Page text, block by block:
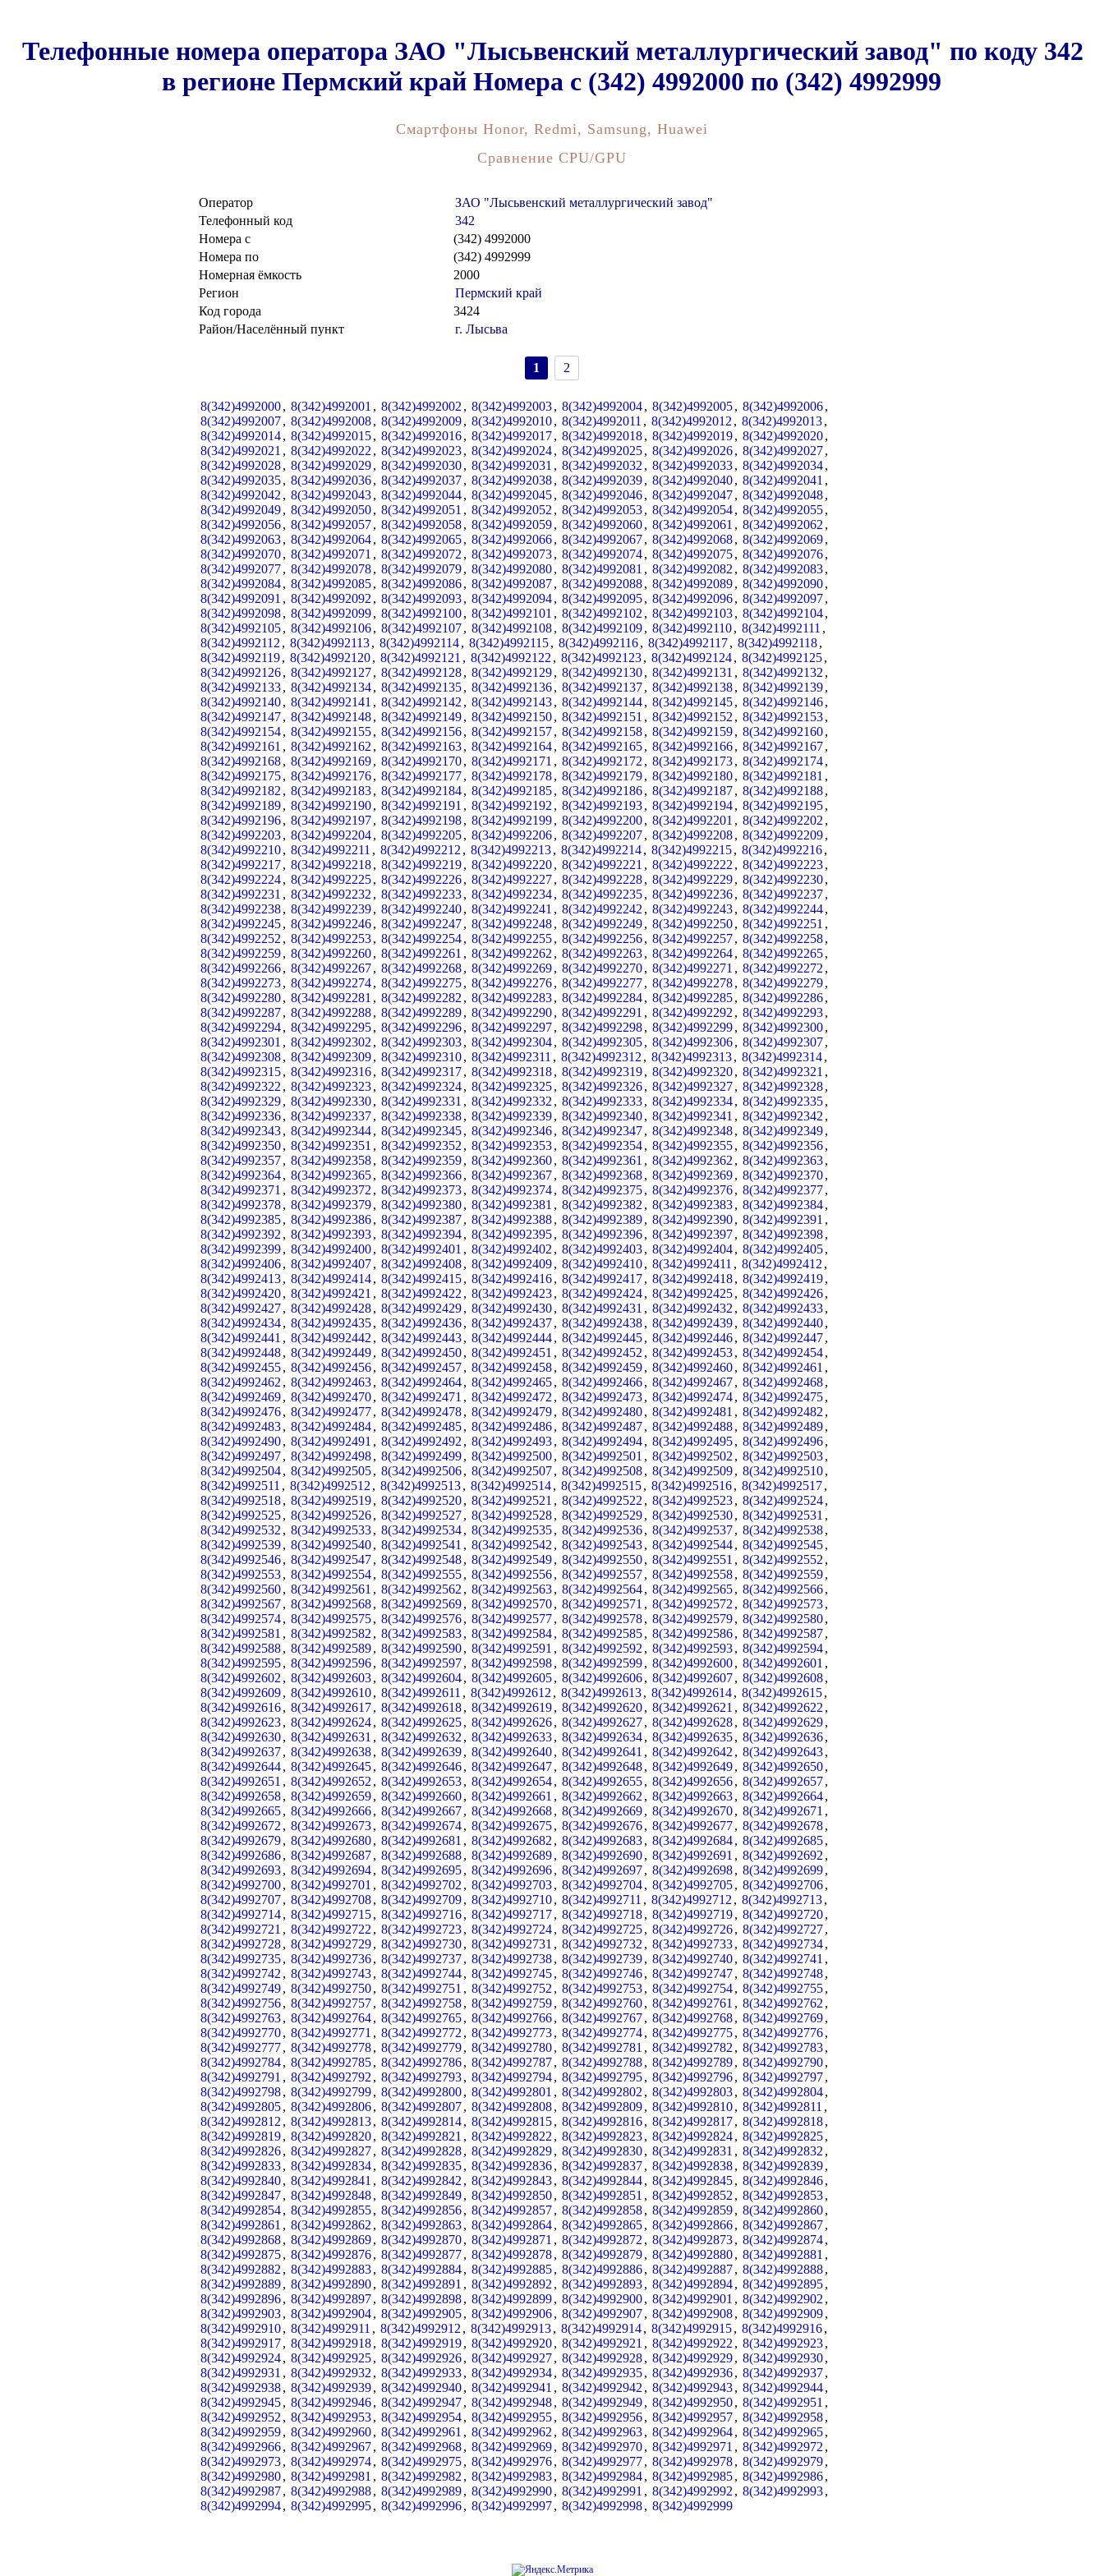
Телефонные номера оператора ЗАО "Лысьвенский металлургический завод" по коду 342
в регионе Пермский край Номера c (342) 4992000 по (342) 4992999
Смартфоны Honor, Redmi, Samsung, Huawei
Сравнение CPU/GPU
Оператор
ЗАО "Лысьвенский металлургический завод"
Телефонный код
342
Номера с
(342) 4992000
Номера по
(342) 4992999
Номерная ёмкость
2000
Регион
Пермский край
Код города
3424
Район/Населённый пункт
г. Лысьва
1 2
8(342)4992000, 8(342)4992001 , 8(342)4992002 , 8(342)4992003, 8(342)4992004, 8(342)4992005, 8(342)4992006,
8(342)4992007, 8(342)4992008, 8(342)4992009, 8(342)4992010, 8(342)4992011 , 8(342)4992012 , 8(342)4992013,
8(342)4992014, 8(342)4992015, 8(342)4992016, 8(342)4992017, 8(342)4992018, 8(342)4992019, 8(342)4992020,
8(342)4992021 , 8(342)4992022 , 8(342)4992023, 8(342)4992024, 8(342)4992025, 8(342)4992026, 8(342)4992027,
8(342)4992028, 8(342)4992029, 8(342)4992030, 8(342)4992031 , 8(342)4992032 , 8(342)4992033, 8(342)4992034,
8(342)4992035, 8(342)4992036, 8(342)4992037, 8(342)4992038, 8(342)4992039, 8(342)4992040, 8(342)4992041 ,
8(342)4992042 , 8(342)4992043, 8(342)4992044, 8(342)4992045, 8(342)4992046, 8(342)4992047, 8(342)4992048,
8(342)4992049, 8(342)4992050, 8(342)4992051 , 8(342)4992052 , 8(342)4992053, 8(342)4992054, 8(342)4992055,
8(342)4992056, 8(342)4992057, 8(342)4992058, 8(342)4992059, 8(342)4992060, 8(342)4992061 , 8(342)4992062 ,
8(342)4992063, 8(342)4992064, 8(342)4992065, 8(342)4992066, 8(342)4992067, 8(342)4992068, 8(342)4992069,
8(342)4992070, 8(342)4992071 , 8(342)4992072 , 8(342)4992073, 8(342)4992074, 8(342)4992075, 8(342)4992076,
8(342)4992077, 8(342)4992078, 8(342)4992079, 8(342)4992080, 8(342)4992081 , 8(342)4992082 , 8(342)4992083,
8(342)4992084, 8(342)4992085, 8(342)4992086, 8(342)4992087, 8(342)4992088, 8(342)4992089, 8(342)4992090,
8(342)4992091 , 8(342)4992092 , 8(342)4992093, 8(342)4992094, 8(342)4992095, 8(342)4992096, 8(342)4992097,
8(342)4992098, 8(342)4992099, 8(342)4992100, 8(342)4992101 , 8(342)4992102 , 8(342)4992103, 8(342)4992104,
8(342)4992105, 8(342)4992106, 8(342)4992107, 8(342)4992108, 8(342)4992109, 8(342)4992110, 8(342)4992111 ,
8(342)4992112 , 8(342)4992113, 8(342)4992114, 8(342)4992115, 8(342)4992116, 8(342)4992117, 8(342)4992118,
8(342)4992119, 8(342)4992120, 8(342)4992121 , 8(342)4992122 , 8(342)4992123, 8(342)4992124, 8(342)4992125,
8(342)4992126, 8(342)4992127, 8(342)4992128, 8(342)4992129, 8(342)4992130, 8(342)4992131 , 8(342)4992132 ,
8(342)4992133, 8(342)4992134, 8(342)4992135, 8(342)4992136, 8(342)4992137, 8(342)4992138, 8(342)4992139,
8(342)4992140, 8(342)4992141 , 8(342)4992142 , 8(342)4992143, 8(342)4992144, 8(342)4992145, 8(342)4992146,
8(342)4992147, 8(342)4992148, 8(342)4992149, 8(342)4992150, 8(342)4992151 , 8(342)4992152 , 8(342)4992153,
8(342)4992154, 8(342)4992155, 8(342)4992156, 8(342)4992157, 8(342)4992158, 8(342)4992159, 8(342)4992160,
8(342)4992161 , 8(342)4992162 , 8(342)4992163, 8(342)4992164, 8(342)4992165, 8(342)4992166, 8(342)4992167,
8(342)4992168, 8(342)4992169, 8(342)4992170, 8(342)4992171 , 8(342)4992172 , 8(342)4992173, 8(342)4992174,
8(342)4992175, 8(342)4992176, 8(342)4992177, 8(342)4992178, 8(342)4992179, 8(342)4992180, 8(342)4992181 ,
8(342)4992182 , 8(342)4992183, 8(342)4992184, 8(342)4992185, 8(342)4992186, 8(342)4992187, 8(342)4992188,
8(342)4992189, 8(342)4992190, 8(342)4992191 , 8(342)4992192 , 8(342)4992193, 8(342)4992194, 8(342)4992195,
8(342)4992196, 8(342)4992197, 8(342)4992198, 8(342)4992199, 8(342)4992200, 8(342)4992201 , 8(342)4992202 ,
8(342)4992203, 8(342)4992204, 8(342)4992205, 8(342)4992206, 8(342)4992207, 8(342)4992208, 8(342)4992209,
8(342)4992210, 8(342)4992211 , 8(342)4992212 , 8(342)4992213, 8(342)4992214, 8(342)4992215, 8(342)4992216,
8(342)4992217, 8(342)4992218, 8(342)4992219, 8(342)4992220, 8(342)4992221 , 8(342)4992222 , 8(342)4992223,
8(342)4992224, 8(342)4992225, 8(342)4992226, 8(342)4992227, 8(342)4992228, 8(342)4992229, 8(342)4992230,
8(342)4992231 , 8(342)4992232 , 8(342)4992233, 8(342)4992234, 8(342)4992235, 8(342)4992236, 8(342)4992237,
8(342)4992238, 8(342)4992239, 8(342)4992240, 8(342)4992241 , 8(342)4992242 , 8(342)4992243, 8(342)4992244,
8(342)4992245, 8(342)4992246, 8(342)4992247, 8(342)4992248, 8(342)4992249, 8(342)4992250, 8(342)4992251 ,
8(342)4992252 , 8(342)4992253, 8(342)4992254, 8(342)4992255, 8(342)4992256, 8(342)4992257, 8(342)4992258,
8(342)4992259, 8(342)4992260, 8(342)4992261 , 8(342)4992262 , 8(342)4992263, 8(342)4992264, 8(342)4992265,
8(342)4992266, 8(342)4992267, 8(342)4992268, 8(342)4992269, 8(342)4992270, 8(342)4992271 , 8(342)4992272 ,
8(342)4992273, 8(342)4992274, 8(342)4992275, 8(342)4992276, 8(342)4992277, 8(342)4992278, 8(342)4992279,
8(342)4992280, 8(342)4992281 , 8(342)4992282 , 8(342)4992283, 8(342)4992284, 8(342)4992285, 8(342)4992286,
8(342)4992287, 8(342)4992288, 8(342)4992289, 8(342)4992290, 8(342)4992291 , 8(342)4992292 , 8(342)4992293,
8(342)4992294, 8(342)4992295, 8(342)4992296, 8(342)4992297, 8(342)4992298, 8(342)4992299, 8(342)4992300,
8(342)4992301 , 8(342)4992302 , 8(342)4992303, 8(342)4992304, 8(342)4992305, 8(342)4992306, 8(342)4992307,
8(342)4992308, 8(342)4992309, 8(342)4992310, 8(342)4992311 , 8(342)4992312 , 8(342)4992313, 8(342)4992314,
8(342)4992315, 8(342)4992316, 8(342)4992317, 8(342)4992318, 8(342)4992319, 8(342)4992320, 8(342)4992321 ,
8(342)4992322 , 8(342)4992323, 8(342)4992324, 8(342)4992325, 8(342)4992326, 8(342)4992327, 8(342)4992328,
8(342)4992329, 8(342)4992330, 8(342)4992331 , 8(342)4992332 , 8(342)4992333, 8(342)4992334, 8(342)4992335,
8(342)4992336, 8(342)4992337, 8(342)4992338, 8(342)4992339, 8(342)4992340, 8(342)4992341 , 8(342)4992342 ,
8(342)4992343, 8(342)4992344, 8(342)4992345, 8(342)4992346, 8(342)4992347, 8(342)4992348, 8(342)4992349,
8(342)4992350, 8(342)4992351 , 8(342)4992352 , 8(342)4992353, 8(342)4992354, 8(342)4992355, 8(342)4992356,
8(342)4992357, 8(342)4992358, 8(342)4992359, 8(342)4992360, 8(342)4992361 , 8(342)4992362 , 8(342)4992363,
8(342)4992364, 8(342)4992365, 8(342)4992366, 8(342)4992367, 8(342)4992368, 8(342)4992369, 8(342)4992370,
8(342)4992371 , 8(342)4992372 , 8(342)4992373, 8(342)4992374, 8(342)4992375, 8(342)4992376, 8(342)4992377,
8(342)4992378, 8(342)4992379, 8(342)4992380, 8(342)4992381 , 8(342)4992382 , 8(342)4992383, 8(342)4992384,
8(342)4992385, 8(342)4992386, 8(342)4992387, 8(342)4992388, 8(342)4992389, 8(342)4992390, 8(342)4992391 ,
8(342)4992392 , 8(342)4992393, 8(342)4992394, 8(342)4992395, 8(342)4992396, 8(342)4992397, 8(342)4992398,
8(342)4992399, 8(342)4992400, 8(342)4992401 , 8(342)4992402 , 8(342)4992403, 8(342)4992404, 8(342)4992405,
8(342)4992406, 8(342)4992407, 8(342)4992408, 8(342)4992409, 8(342)4992410, 8(342)4992411 , 8(342)4992412 ,
8(342)4992413, 8(342)4992414, 8(342)4992415, 8(342)4992416, 8(342)4992417, 8(342)4992418, 8(342)4992419,
8(342)4992420, 8(342)4992421 , 8(342)4992422 , 8(342)4992423, 8(342)4992424, 8(342)4992425, 8(342)4992426,
8(342)4992427, 8(342)4992428, 8(342)4992429, 8(342)4992430, 8(342)4992431 , 8(342)4992432 , 8(342)4992433,
8(342)4992434, 8(342)4992435, 8(342)4992436, 8(342)4992437, 8(342)4992438, 8(342)4992439, 8(342)4992440,
8(342)4992441 , 8(342)4992442 , 8(342)4992443, 8(342)4992444, 8(342)4992445, 8(342)4992446, 8(342)4992447,
8(342)4992448, 8(342)4992449, 8(342)4992450, 8(342)4992451 , 8(342)4992452 , 8(342)4992453, 8(342)4992454,
8(342)4992455, 8(342)4992456, 8(342)4992457, 8(342)4992458, 8(342)4992459, 8(342)4992460, 8(342)4992461 ,
8(342)4992462 , 8(342)4992463, 8(342)4992464, 8(342)4992465, 8(342)4992466, 8(342)4992467, 8(342)4992468,
8(342)4992469, 8(342)4992470, 8(342)4992471 , 8(342)4992472 , 8(342)4992473, 8(342)4992474, 8(342)4992475,
8(342)4992476, 8(342)4992477, 8(342)4992478, 8(342)4992479, 8(342)4992480, 8(342)4992481 , 8(342)4992482 ,
8(342)4992483, 8(342)4992484, 8(342)4992485, 8(342)4992486, 8(342)4992487, 8(342)4992488, 8(342)4992489,
8(342)4992490, 8(342)4992491 , 8(342)4992492 , 8(342)4992493, 8(342)4992494, 8(342)4992495, 8(342)4992496,
8(342)4992497, 8(342)4992498, 8(342)4992499, 8(342)4992500, 8(342)4992501 , 8(342)4992502 , 8(342)4992503,
8(342)4992504, 8(342)4992505, 8(342)4992506, 8(342)4992507, 8(342)4992508, 8(342)4992509, 8(342)4992510,
8(342)4992511 , 8(342)4992512 , 8(342)4992513, 8(342)4992514, 8(342)4992515, 8(342)4992516, 8(342)4992517,
8(342)4992518, 8(342)4992519, 8(342)4992520, 8(342)4992521 , 8(342)4992522 , 8(342)4992523, 8(342)4992524,
8(342)4992525, 8(342)4992526, 8(342)4992527, 8(342)4992528, 8(342)4992529, 8(342)4992530, 8(342)4992531 ,
8(342)4992532 , 8(342)4992533, 8(342)4992534, 8(342)4992535, 8(342)4992536, 8(342)4992537, 8(342)4992538,
8(342)4992539, 8(342)4992540, 8(342)4992541 , 8(342)4992542 , 8(342)4992543, 8(342)4992544, 8(342)4992545,
8(342)4992546, 8(342)4992547, 8(342)4992548, 8(342)4992549, 8(342)4992550, 8(342)4992551 , 8(342)4992552 ,
8(342)4992553, 8(342)4992554, 8(342)4992555, 8(342)4992556, 8(342)4992557, 8(342)4992558, 8(342)4992559,
8(342)4992560, 8(342)4992561 , 8(342)4992562 , 8(342)4992563, 8(342)4992564, 8(342)4992565, 8(342)4992566,
8(342)4992567, 8(342)4992568, 8(342)4992569, 8(342)4992570, 8(342)4992571 , 8(342)4992572 , 8(342)4992573,
8(342)4992574, 8(342)4992575, 8(342)4992576, 8(342)4992577, 8(342)4992578, 8(342)4992579, 8(342)4992580,
8(342)4992581 , 8(342)4992582 , 8(342)4992583, 8(342)4992584, 8(342)4992585, 8(342)4992586, 8(342)4992587,
8(342)4992588, 8(342)4992589, 8(342)4992590, 8(342)4992591 , 8(342)4992592 , 8(342)4992593, 8(342)4992594,
8(342)4992595, 8(342)4992596, 8(342)4992597, 8(342)4992598, 8(342)4992599, 8(342)4992600, 8(342)4992601 ,
8(342)4992602 , 8(342)4992603, 8(342)4992604, 8(342)4992605, 8(342)4992606, 8(342)4992607, 8(342)4992608,
8(342)4992609, 8(342)4992610, 8(342)4992611 , 8(342)4992612 , 8(342)4992613, 8(342)4992614, 8(342)4992615,
8(342)4992616, 8(342)4992617, 8(342)4992618, 8(342)4992619, 8(342)4992620, 8(342)4992621 , 8(342)4992622 ,
8(342)4992623, 8(342)4992624, 8(342)4992625, 8(342)4992626, 8(342)4992627, 8(342)4992628, 8(342)4992629,
8(342)4992630, 8(342)4992631 , 8(342)4992632 , 8(342)4992633, 8(342)4992634, 8(342)4992635, 8(342)4992636,
8(342)4992637, 8(342)4992638, 8(342)4992639, 8(342)4992640, 8(342)4992641 , 8(342)4992642 , 8(342)4992643,
8(342)4992644, 8(342)4992645, 8(342)4992646, 8(342)4992647, 8(342)4992648, 8(342)4992649, 8(342)4992650,
8(342)4992651 , 8(342)4992652 , 8(342)4992653, 8(342)4992654, 8(342)4992655, 8(342)4992656, 8(342)4992657,
8(342)4992658, 8(342)4992659, 8(342)4992660, 8(342)4992661 , 8(342)4992662 , 8(342)4992663, 8(342)4992664,
8(342)4992665, 8(342)4992666, 8(342)4992667, 8(342)4992668, 8(342)4992669, 8(342)4992670, 8(342)4992671 ,
8(342)4992672 , 8(342)4992673, 8(342)4992674, 8(342)4992675, 8(342)4992676, 8(342)4992677, 8(342)4992678,
8(342)4992679, 8(342)4992680, 8(342)4992681 , 8(342)4992682 , 8(342)4992683, 8(342)4992684, 8(342)4992685,
8(342)4992686, 8(342)4992687, 8(342)4992688, 8(342)4992689, 8(342)4992690, 8(342)4992691 , 8(342)4992692 ,
8(342)4992693, 8(342)4992694, 8(342)4992695, 8(342)4992696, 8(342)4992697, 8(342)4992698, 8(342)4992699,
8(342)4992700, 8(342)4992701 , 8(342)4992702 , 8(342)4992703, 8(342)4992704, 8(342)4992705, 8(342)4992706,
8(342)4992707, 8(342)4992708, 8(342)4992709, 8(342)4992710, 8(342)4992711 , 8(342)4992712 , 8(342)4992713,
8(342)4992714, 8(342)4992715, 8(342)4992716, 8(342)4992717, 8(342)4992718, 8(342)4992719, 8(342)4992720,
8(342)4992721 , 8(342)4992722 , 8(342)4992723, 8(342)4992724, 8(342)4992725, 8(342)4992726, 8(342)4992727,
8(342)4992728, 8(342)4992729, 8(342)4992730, 8(342)4992731 , 8(342)4992732 , 8(342)4992733, 8(342)4992734,
8(342)4992735, 8(342)4992736, 8(342)4992737, 8(342)4992738, 8(342)4992739, 8(342)4992740, 8(342)4992741 ,
8(342)4992742 , 8(342)4992743, 8(342)4992744, 8(342)4992745, 8(342)4992746, 8(342)4992747, 8(342)4992748,
8(342)4992749, 8(342)4992750, 8(342)4992751 , 8(342)4992752 , 8(342)4992753, 8(342)4992754, 8(342)4992755,
8(342)4992756, 8(342)4992757, 8(342)4992758, 8(342)4992759, 8(342)4992760, 8(342)4992761 , 8(342)4992762 ,
8(342)4992763, 8(342)4992764, 8(342)4992765, 8(342)4992766, 8(342)4992767, 8(342)4992768, 8(342)4992769,
8(342)4992770, 8(342)4992771 , 8(342)4992772 , 8(342)4992773, 8(342)4992774, 8(342)4992775, 8(342)4992776,
8(342)4992777, 8(342)4992778, 8(342)4992779, 8(342)4992780, 8(342)4992781 , 8(342)4992782 , 8(342)4992783,
8(342)4992784, 8(342)4992785, 8(342)4992786, 8(342)4992787, 8(342)4992788, 8(342)4992789, 8(342)4992790,
8(342)4992791 , 8(342)4992792 , 8(342)4992793, 8(342)4992794, 8(342)4992795, 8(342)4992796, 8(342)4992797,
8(342)4992798, 8(342)4992799, 8(342)4992800, 8(342)4992801 , 8(342)4992802 , 8(342)4992803, 8(342)4992804,
8(342)4992805, 8(342)4992806, 8(342)4992807, 8(342)4992808, 8(342)4992809, 8(342)4992810, 8(342)4992811 ,
8(342)4992812 , 8(342)4992813, 8(342)4992814, 8(342)4992815, 8(342)4992816, 8(342)4992817, 8(342)4992818,
8(342)4992819, 8(342)4992820, 8(342)4992821 , 8(342)4992822 , 8(342)4992823, 8(342)4992824, 8(342)4992825,
8(342)4992826, 8(342)4992827, 8(342)4992828, 8(342)4992829, 8(342)4992830, 8(342)4992831 , 8(342)4992832 ,
8(342)4992833, 8(342)4992834, 8(342)4992835, 8(342)4992836, 8(342)4992837, 8(342)4992838, 8(342)4992839,
8(342)4992840, 8(342)4992841 , 8(342)4992842 , 8(342)4992843, 8(342)4992844, 8(342)4992845, 8(342)4992846,
8(342)4992847, 8(342)4992848, 8(342)4992849, 8(342)4992850, 8(342)4992851 , 8(342)4992852 , 8(342)4992853,
8(342)4992854, 8(342)4992855, 8(342)4992856, 8(342)4992857, 8(342)4992858, 8(342)4992859, 8(342)4992860,
8(342)4992861 , 8(342)4992862 , 8(342)4992863, 8(342)4992864, 8(342)4992865, 8(342)4992866, 8(342)4992867,
8(342)4992868, 8(342)4992869, 8(342)4992870, 8(342)4992871 , 8(342)4992872 , 8(342)4992873, 8(342)4992874,
8(342)4992875, 8(342)4992876, 8(342)4992877, 8(342)4992878, 8(342)4992879, 8(342)4992880, 8(342)4992881 ,
8(342)4992882 , 8(342)4992883, 8(342)4992884, 8(342)4992885, 8(342)4992886, 8(342)4992887, 8(342)4992888,
8(342)4992889, 8(342)4992890, 8(342)4992891 , 8(342)4992892 , 8(342)4992893, 8(342)4992894, 8(342)4992895,
8(342)4992896, 8(342)4992897, 8(342)4992898, 8(342)4992899, 8(342)4992900, 8(342)4992901 , 8(342)4992902 ,
8(342)4992903, 8(342)4992904, 8(342)4992905, 8(342)4992906, 8(342)4992907, 8(342)4992908, 8(342)4992909,
8(342)4992910, 8(342)4992911 , 8(342)4992912 , 8(342)4992913, 8(342)4992914, 8(342)4992915, 8(342)4992916,
8(342)4992917, 8(342)4992918, 8(342)4992919, 8(342)4992920, 8(342)4992921 , 8(342)4992922 , 8(342)4992923,
8(342)4992924, 8(342)4992925, 8(342)4992926, 8(342)4992927, 8(342)4992928, 8(342)4992929, 8(342)4992930,
8(342)4992931 , 8(342)4992932 , 8(342)4992933, 8(342)4992934, 8(342)4992935, 8(342)4992936, 8(342)4992937,
8(342)4992938, 8(342)4992939, 8(342)4992940, 8(342)4992941 , 8(342)4992942 , 8(342)4992943, 8(342)4992944,
8(342)4992945, 8(342)4992946, 8(342)4992947, 8(342)4992948, 8(342)4992949, 8(342)4992950, 8(342)4992951 ,
8(342)4992952 , 8(342)4992953, 8(342)4992954, 8(342)4992955, 8(342)4992956, 8(342)4992957, 8(342)4992958,
8(342)4992959, 8(342)4992960, 8(342)4992961 , 8(342)4992962 , 8(342)4992963, 8(342)4992964, 8(342)4992965,
8(342)4992966, 8(342)4992967, 8(342)4992968, 8(342)4992969, 8(342)4992970, 8(342)4992971 , 8(342)4992972 ,
8(342)4992973, 8(342)4992974, 8(342)4992975, 8(342)4992976, 8(342)4992977, 8(342)4992978, 8(342)4992979,
8(342)4992980, 8(342)4992981 , 8(342)4992982 , 8(342)4992983, 8(342)4992984, 8(342)4992985, 8(342)4992986,
8(342)4992987, 8(342)4992988, 8(342)4992989, 8(342)4992990, 8(342)4992991 , 8(342)4992992 , 8(342)4992993,
8(342)4992994, 8(342)4992995, 8(342)4992996, 8(342)4992997, 8(342)4992998, 8(342)4992999